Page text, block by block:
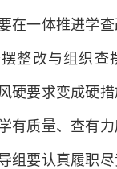
在一体推进学
整改与组织查
硬要求变成硬
有质量、查有
组要认真履职